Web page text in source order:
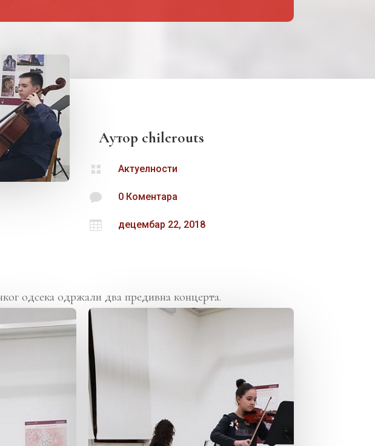
Аутор chilerouts
 Актуелности
 0 Коментара
 децембар 22, 2018
одсека одржали два предивна концерта.